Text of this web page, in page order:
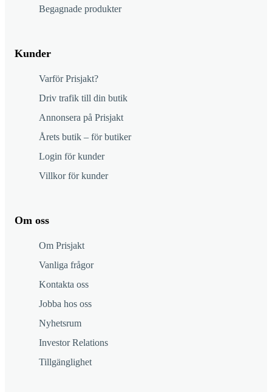
Begagnade produkter
Kunder
Varför Prisjakt?
Driv trafik till din butik
Annonsera på Prisjakt
Årets butik – för butiker
Login för kunder
Villkor för kunder
Om oss
Om Prisjakt
Vanliga frågor
Kontakta oss
Jobba hos oss
Nyhetsrum
Investor Relations
Tillgänglighet